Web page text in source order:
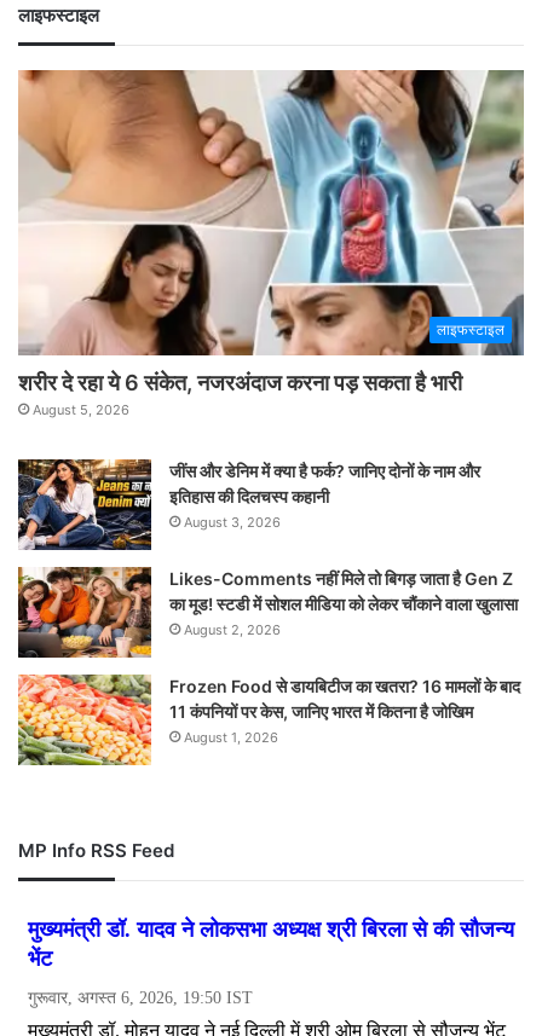
लाइफस्टाइल
लाइफस्टाइल
शरीर दे रहा ये 6 संकेत, नजरअंदाज करना पड़ सकता है भारी
August 5, 2026
जींस और डेनिम में क्या है फर्क? जानिए दोनों के नाम और
इतिहास की दिलचस्प कहानी
August 3, 2026
Likes-Comments नहीं मिले तो बिगड़ जाता है Gen Z
का मूड! स्टडी में सोशल मीडिया को लेकर चौंकाने वाला खुलासा
August 2, 2026
Frozen Food से डायबिटीज का खतरा? 16 मामलों के बाद
11 कंपनियों पर केस, जानिए भारत में कितना है जोखिम
August 1, 2026
MP Info RSS Feed